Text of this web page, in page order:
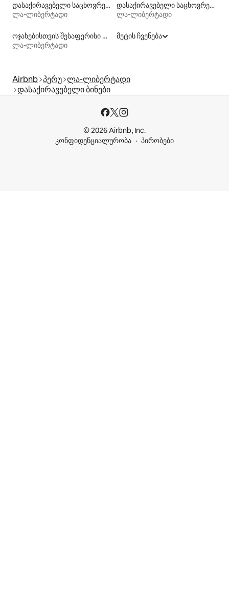
დასაქირავებელი საცხოვრებლები აუზებით
ლა-ლიბერტადი
დასაქირავებელი საცხოვრებლები პლაჟზე გასასვლელით
ლა-ლიბერტადი
ოჯახებისთვის შესაფერისი დასაქირავებელი საცხოვრებლები
ლა-ლიბერტადი
მეტის ჩვენება
Airbnb პერუ ლა-ლიბერტადი
დასაქირავებელი ბინები
© 2026 Airbnb, Inc.
კონფიდენციალურობა
პირობები